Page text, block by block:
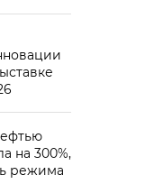
на 300%,
режима